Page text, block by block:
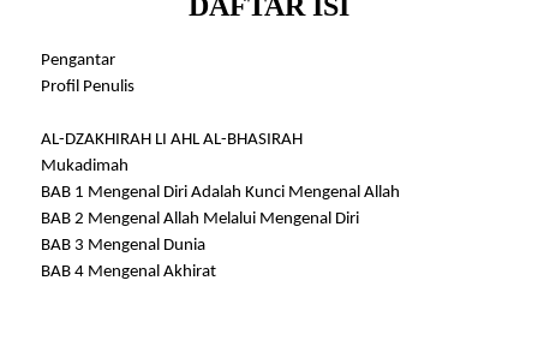
Pengantar
Profil Penulis
AL-DZAKHIRAH LI AHL AL-BHASIRAH
Mukadimah
BAB 1 Mengenal Diri Adalah Kunci Mengenal Allah
BAB 2 Mengenal Allah Melalui Mengenal Diri
BAB 3 Mengenal Dunia
BAB 4 Mengenal Akhirat